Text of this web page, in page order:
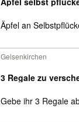
Äpfel an
Gelsenkirchen
3 Regale zu
Gebe ihr 3 Regale